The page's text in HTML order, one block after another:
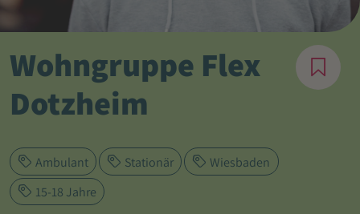
Wohngruppe Flex
Dotzheim
Ambulant Stationär
Wiesbaden
15-18 Jahre